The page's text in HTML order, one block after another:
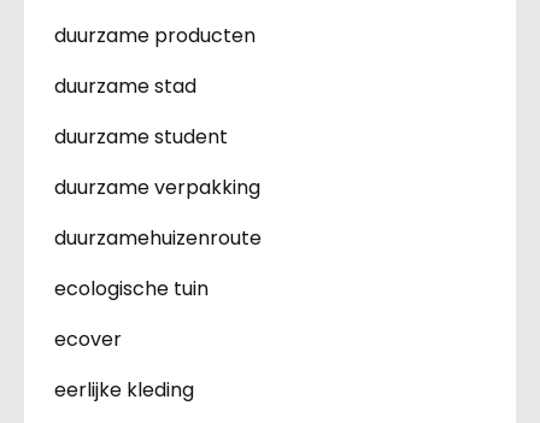
duurzame producten
duurzame stad
duurzame student
duurzame verpakking
duurzamehuizenroute
ecologische tuin
ecover
eerlijke kleding